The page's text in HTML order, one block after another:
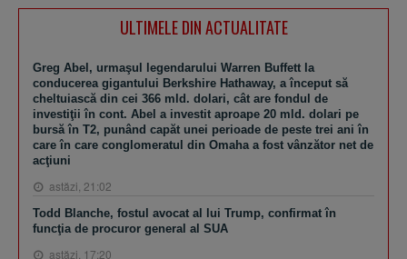
ULTIMELE DIN ACTUALITATE
Greg Abel, urmaşul legendarului Warren Buffett la
conducerea gigantului Berkshire Hathaway, a început să
cheltuiască din cei 366 mld. dolari, cât are fondul de
investiţii în cont. Abel a investit aproape 20 mld. dolari pe
bursă în T2, punând capăt unei perioade de peste trei ani în
care în care conglomeratul din Omaha a fost vânzător net de
acţiuni
astăzi, 21:02
Todd Blanche, fostul avocat al lui Trump, confirmat în
funcţia de procuror general al SUA
astăzi, 17:20